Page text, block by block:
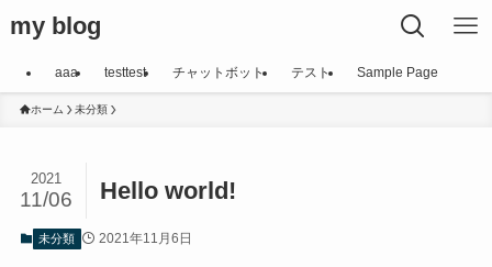
my blog
aaa testtest チャットボット テスト Sample Page
ホーム 未分類
Hello world!
2021
11/06
未分類 2021年11月6日